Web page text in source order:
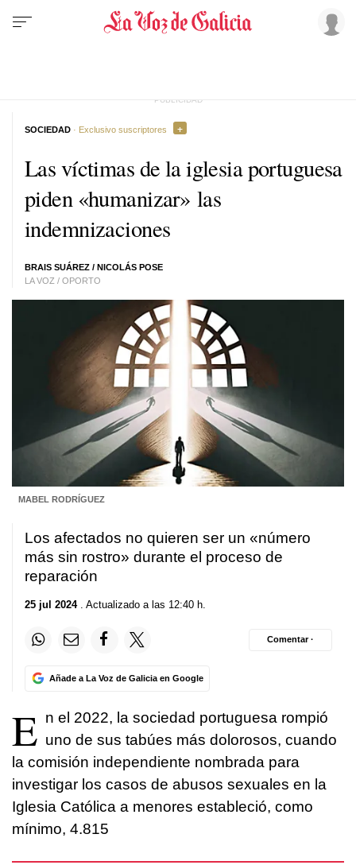
Las víctimas de la iglesia portuguesa
piden «humanizar» las
indemnizaciones
BRAIS SUÁREZ / NICOLÁS POSE
LA VOZ / OPORTO
SOCIEDAD · Exclusivo suscriptores
MABEL RODRÍGUEZ
Los afectados no quieren ser un «número
más sin rostro» durante el proceso de
reparación
25 jul 2024. Actualizado a las 12:40 h.
Añade a La Voz de Galicia en Google
Comentar ·
E n el 2022, la sociedad portuguesa rompió
uno de sus tabúes más dolorosos, cuando
la comisión independiente nombrada para
investigar los casos de abusos sexuales en la
Iglesia Católica a menores estableció, como
mínimo, 4.815